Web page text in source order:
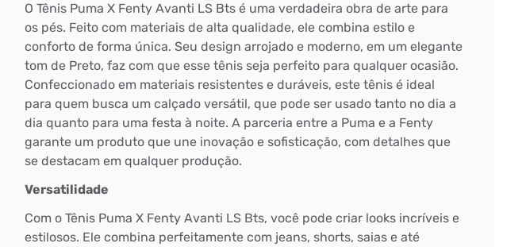
O Tênis Puma X Fenty Avanti LS Bts é uma verdadeira obra de arte para
os pés. Feito com materiais de alta qualidade, ele combina estilo e
conforto de forma única. Seu design arrojado e moderno, em um elegante
tom de Preto, faz com que esse tênis seja perfeito para qualquer ocasião.
Confeccionado em materiais resistentes e duráveis, este tênis é ideal
para quem busca um calçado versátil, que pode ser usado tanto no dia a
dia quanto para uma festa à noite. A parceria entre a Puma e a Fenty
garante um produto que une inovação e sofisticação, com detalhes que
se destacam em qualquer produção.
Versatilidade
Com o Tênis Puma X Fenty Avanti LS Bts, você pode criar looks incríveis e
estilosos. Ele combina perfeitamente com jeans, shorts, saias e até